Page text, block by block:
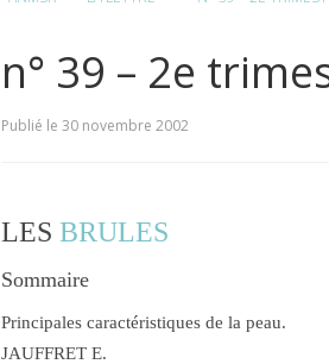
n° 39 – 2e
Publié le 30 novembre 2002
LES BRULES
Sommaire
Principales caractéristiques de la peau.
JAUFFRET E.